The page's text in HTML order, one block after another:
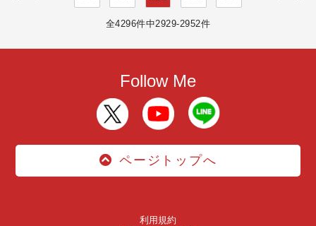
全4296件中2929-2952件
Follow Me
ページトップへ
利用規約